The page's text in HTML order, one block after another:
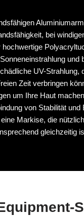
bei
hochwertige
und
UV-Strahlung,
Zeit verbringen
um Ihre Haut
von Stabilität und
Markise, die
gleichzeitig